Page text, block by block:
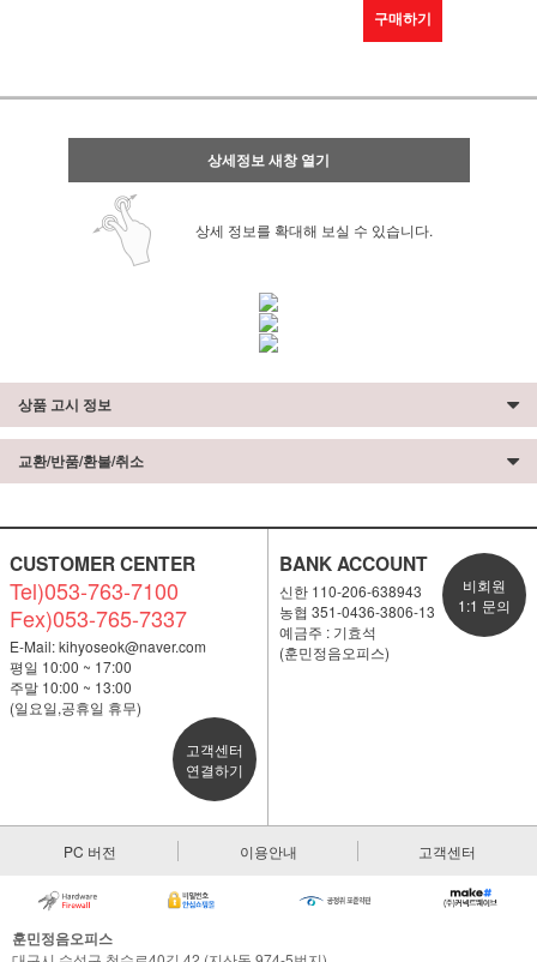
구매하기
상세정보 새창 열기
상세 정보를 확대해 보실 수 있습니다.
상품 고시 정보
교환/반품/환불/취소
CUSTOMER CENTER
Tel)053-763-7100
Fex)053-765-7337
E-Mail:kihyoseok@naver.com
평일 10:00 ~ 17:00
주말 10:00 ~ 13:00
(일요일,공휴일 휴무)
고객센터
연결하기
BANK ACCOUNT
신한 110-206-638943
농협 351-0436-3806-13
예금주 : 기효석
(훈민정음오피스)
비회원
1:1 문의
PC 버전 이용안내 고객센터
훈민정음오피스